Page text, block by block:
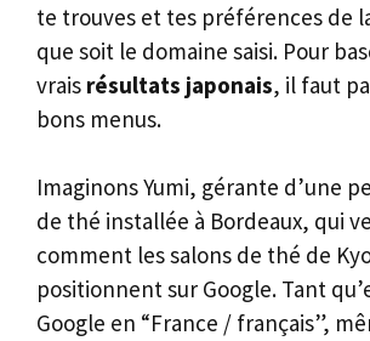
te trouves et tes préférences de
que soit le domaine saisi. Pour
vrais résultats japonais, il faut
bons menus.
Imaginons Yumi, gérante d’une
de thé installée à Bordeaux, qui
comment les salons de thé de
positionnent sur Google. Tant
Google en “France / français”,